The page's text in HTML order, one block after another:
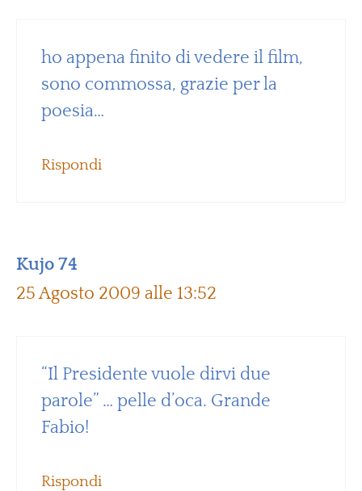
ho appena finito di vedere il film,
sono commossa, grazie per la
poesia…
Rispondi
Kujo 74
25 Agosto 2009 alle 13:52
“Il Presidente vuole dirvi due
parole” … pelle d’oca. Grande
Fabio!
Rispondi